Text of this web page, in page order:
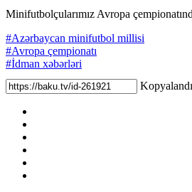
Minifutbolçularımız Avropa
#Azərbaycan minifutbol millisi
#Avropa çempionatı
#İdman xəbərləri
Kopyalandı